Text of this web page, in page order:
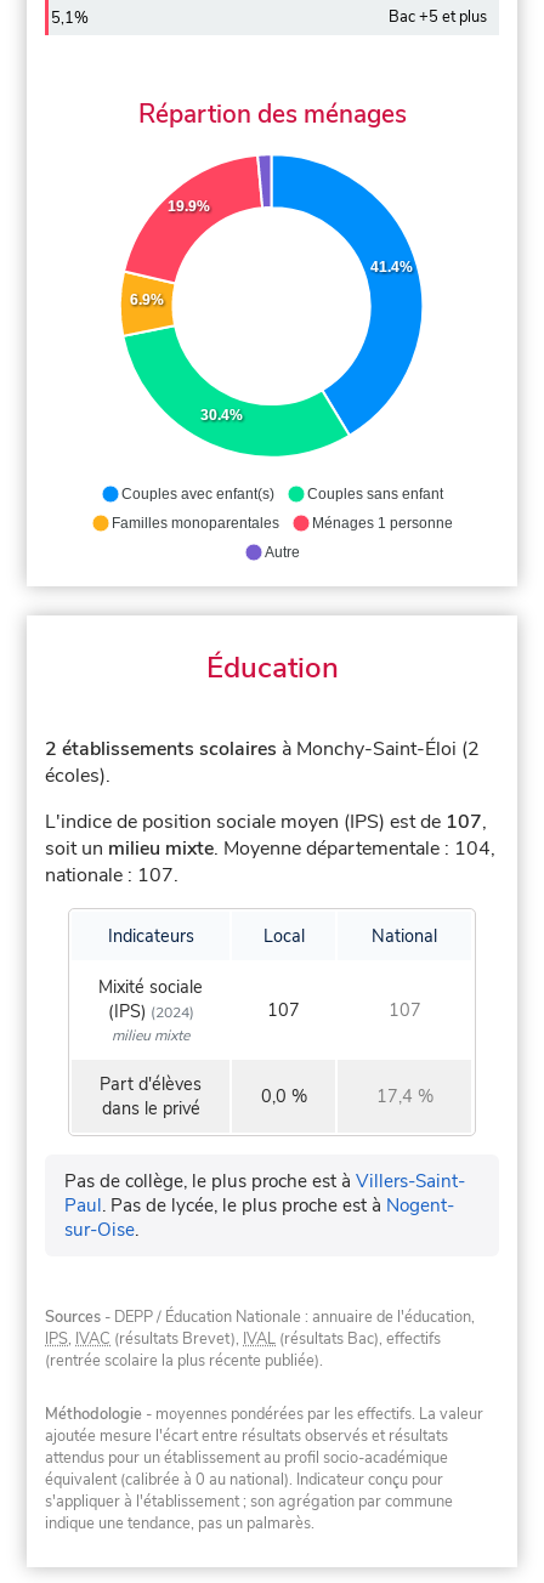
5,1% Bac +5 et plus
Répartion des ménages
41.4%
30.4%
6.9%
19.9%
Couples avec enfant(s)
Couples sans enfant
Familles monoparentales
Ménages 1 personne
Autre
Éducation
2 établissements scolaires à Monchy-Saint-Éloi (2
écoles).
L'indice de position sociale moyen (IPS) est de 107,
soit un milieu mixte. Moyenne départementale : 104,
nationale : 107.
Indicateurs Local National
Mixité sociale
(IPS) (2024)
milieu mixte
107 107
Part d'élèves
dans le privé
0,0 % 17,4 %
Pas de collège, le plus proche est àVillers-Saint-
Paul. Pas de lycée, le plus proche est à Nogent-
sur-Oise.
Sources - DEPP / Éducation Nationale : annuaire de l'éducation,
IPS, IVAC (résultats Brevet), IVAL (résultats Bac), effectifs
(rentrée scolaire la plus récente publiée).
Méthodologie - moyennes pondérées par les effectifs. La valeur
ajoutée mesure l'écart entre résultats observés et résultats
attendus pour un établissement au profil socio-académique
équivalent (calibrée à 0 au national). Indicateur conçu pour
s'appliquer à l'établissement ; son agrégation par commune
indique une tendance, pas un palmarès.